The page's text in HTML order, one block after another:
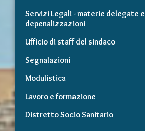
Servizi Legali - materie delegate e
depenalizzazioni
Ufficio di staff del sindaco
Segnalazioni
Modulistica
Lavoro e formazione
Distretto Socio Sanitario